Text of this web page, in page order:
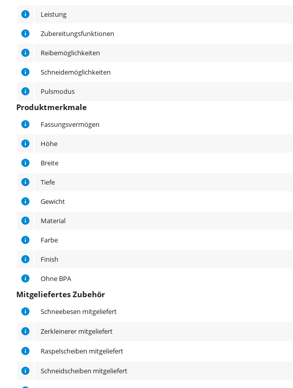
Leistung
Zubereitungsfunktionen
Reibemöglichkeiten
Schneidemöglichkeiten
Pulsmodus
Produktmerkmale
Produktmerkmale
Fassungsvermögen
Höhe
Breite
Tiefe
Gewicht
Material
Farbe
Finish
Ohne BPA
Mitgeliefertes Zubehör
Mitgeliefertes Zubehör
Schneebesen mitgeliefert
Zerkleinerer mitgeliefert
Raspelscheiben mitgeliefert
Schneidscheiben mitgeliefert